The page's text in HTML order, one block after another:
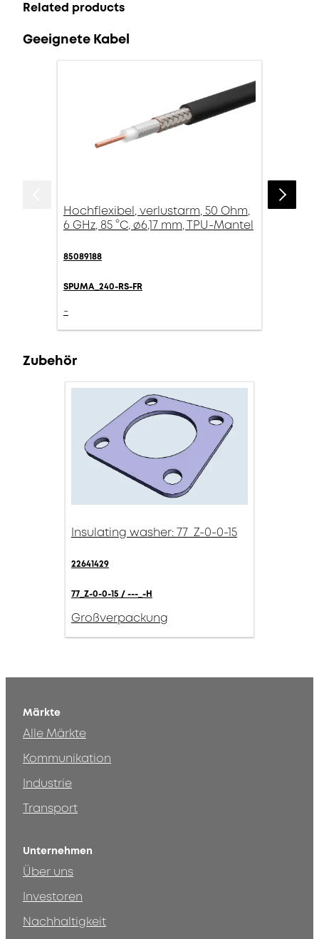
Related products
Geeignete Kabel
Hochflexibel, verlustarm, 50 Ohm,
6 GHz, 85 °C, ø6,17 mm, TPU-Mantel
85089188
SPUMA_240-RS-FR
-
Zubehör
Insulating washer: 77_Z-0-0-15
22641429
77_Z-0-0-15 / ---_-H
Großverpackung
Märkte
Alle Märkte
Kommunikation
Industrie
Transport
Unternehmen
Über uns
Investoren
Nachhaltigkeit